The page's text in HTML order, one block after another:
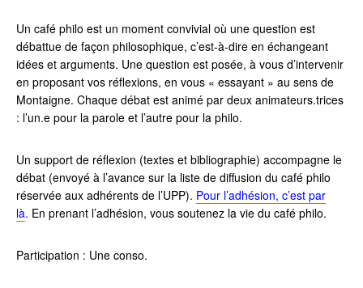
Un café philo est un moment convivial où une question est
débattue de façon philosophique, c’est-à-dire en échangeant
idées et arguments. Une question est posée, à vous d’intervenir
en proposant vos réflexions, en vous « essayant » au sens de
Montaigne. Chaque débat est animé par deux animateurs.trices
: l’un.e pour la parole et l’autre pour la philo.
Un support de réflexion (textes et bibliographie) accompagne le
débat (envoyé à l’avance sur la liste de diffusion du café philo
réservée aux adhérents de l’UPP). Pour l’adhésion, c’est par
là. En prenant l’adhésion, vous soutenez la vie du café philo.
Participation : Une conso.